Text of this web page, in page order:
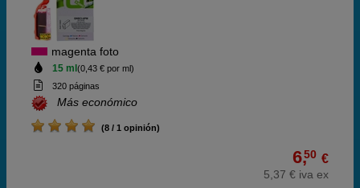
magenta foto
15 ml (0,43 € por ml)
320 páginas
Más económico
(8 / 1 opinión)
6,50 €
5,37 € iva ex